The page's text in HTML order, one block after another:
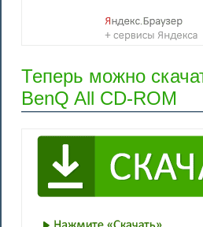
Теперь можно
BenQ All CD-ROM